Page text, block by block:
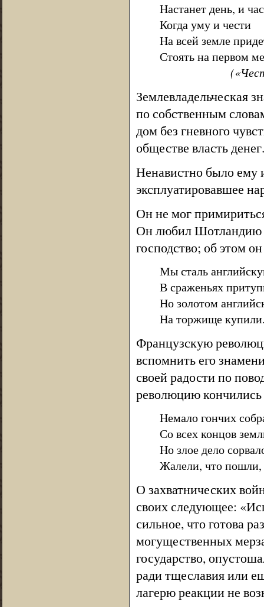
Настанет день, и
Когда уму и чести
На всей земле
Стоять на первом
Землевладельческая
по собственным
дом без гневного
обществе власть денег.
Ненавистно было ему
эксплуатировавшее
Он не мог
Он любил Шотландию
господство; об этом
Мы сталь
В сраженьях
Но золотом
На торжище
Французскую
вспомнить его
своей радости по
революцию
Немало гончих
Со всех концов
Но злое дело
Жалели, что пошли,
О захватнических
своих следующее:
сильное, что готова
могущественных
государство,
ради тщеславия или
лагерю реакции не